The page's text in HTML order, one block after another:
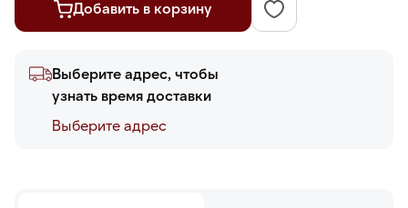
Добавить в корзину
Выберите адрес, чтобы
узнать время доставки
Выберите адреc